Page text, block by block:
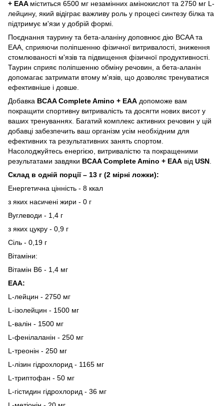
+ EAA міститься 6500 мг незамінних амінокислот та 2750 мг L-
лейцину, який відіграє важливу роль у процесі синтезу білка та
підтримує м'язи у добрій формі.
Поєднання таурину та бета-аланіну доповнює дію BCAA та
EAA, сприяючи поліпшенню фізичної витривалості, зниження
стомлюваності м'язів та підвищення фізичної продуктивності.
Таурин сприяє поліпшенню обміну речовин, а бета-аланін
допомагає затримати втому м'язів, що дозволяє тренуватися
ефективніше і довше.
Добавка BCAA Complete Amino + EAA допоможе вам
покращити спортивну витривалість та досягти нових висот у
ваших тренуваннях. Багатий комплекс активних речовин у цій
добавці забезпечить ваш організм усім необхідним для
ефективних та результативних занять спортом.
Насолоджуйтесь енергією, витривалістю та покращеними
результатами завдяки BCAA Complete Amino + EAA від USN
Склад в одній порції – 13 г (2 мірні ложки):
Енергетична цінність - 8 ккал
з яких насичені жири - 0 г
Вуглеводи - 1,4 г
з яких цукру - 0,9 г
Сіль - 0,19 г
Вітаміни:
Вітамін В6 - 1,4 мг
EAA:
L-лейцин - 2750 мг
L-ізолейцин - 1500 мг
L-валін - 1500 мг
L-фенілаланін - 250 мг
L-треонін - 250 мг
L-лізин гідрохлорид - 1165 мг
L-триптофан - 50 мг
L-гістидин гідрохлорид - 36 мг